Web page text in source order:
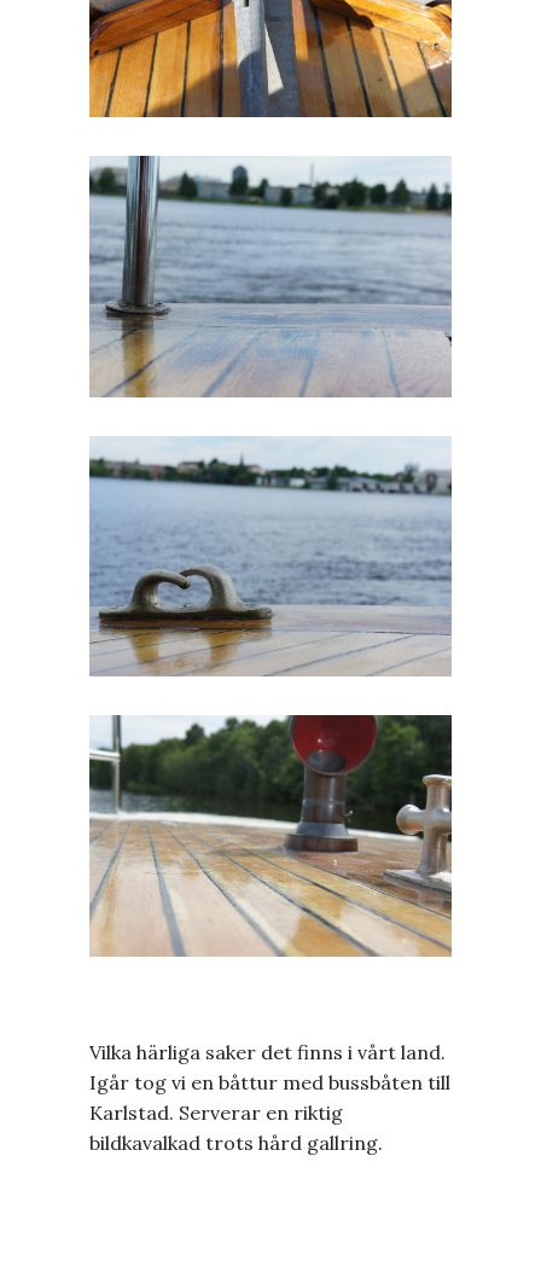
Vilka härliga saker det finns i vårt land.
Igår tog vi en båttur med bussbåten till
Karlstad. Serverar en riktig
bildkavalkad trots hård gallring.